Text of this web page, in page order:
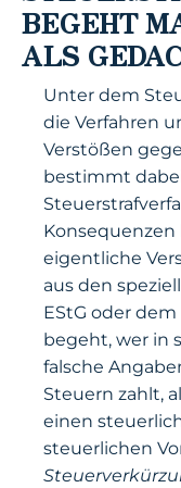
BEGEHT
ALS
Unter dem
die Verfahren
Verstößen
bestimmt
eigentliche
aus den
EStG oder dem
begeht, wer in
falsche
Steuern zahlt,
einen
steuerlichen